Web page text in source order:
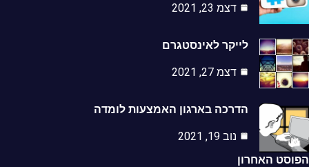
דצמ 23, 2021
לייקר לאינסטגרם
דצמ 27, 2021
הדרכה בארגון האמצעות לומדה
נוב 19, 2021
האחרון